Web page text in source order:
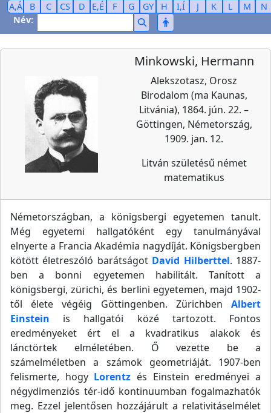
A,Á B C CS D E,É F G GY H I,Í J K L M
N
Név:
Minkowski, Hermann
Alekszotasz, Orosz
Birodalom (ma Kaunas,
Litvánia), 1864. jún. 22. –
Göttingen, Németország,
1909. jan. 12.
Litván születésű német
matematikus
Németországban, a königsbergi egyetemen tanult.
Még egyetemi hallgatóként egy tanulmányával
elnyerte a Francia Akadémia nagydíját. Königsbergben
kötött életreszóló barátságot David Hilberttel. 1887-
ben a bonni egyetemen habilitált. Tanított a
königsbergi, zürichi, és berlini egyetemen, majd 1902-
től élete végéig Göttingenben. Zürichben Albert
Einstein is hallgatói közé tartozott. Fontos
eredményeket ért el a kvadratikus alakok és
lánctörtek elméletében. Ő vezette be a
számelméletben a számok geometriáját. 1907-ben
felismerte, hogy Lorentz és Einstein eredményei a
négydimenziós tér-idő kontinuumban fogalmazhatók
meg. Ezzel jelentősen hozzájárult a relativitáselmélet